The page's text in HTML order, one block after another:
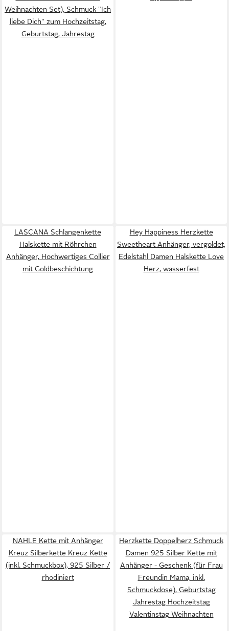
Weihnachten Set), Schmuck "Ich
liebe Dich" zum Hochzeitstag,
Geburtstag, Jahrestag
LASCANA Schlangenkette
Halskette mit Röhrchen
Anhänger, Hochwertiges Collier
mit Goldbeschichtung
Hey Happiness Herzkette
Sweetheart Anhänger, vergoldet,
Edelstahl Damen Halskette Love
Herz, wasserfest
NAHLE Kette mit Anhänger
Kreuz Silberkette Kreuz Kette
(inkl. Schmuckbox), 925 Silber /
rhodiniert
Herzkette Doppelherz Schmuck
Damen 925 Silber Kette mit
Anhänger - Geschenk (für Frau
Freundin Mama, inkl.
Schmuckdose), Geburtstag
Jahrestag Hochzeitstag
Valentinstag Weihnachten